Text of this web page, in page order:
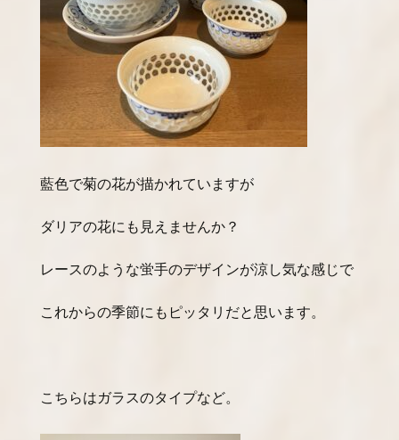
藍色で菊の花が描かれていますが
ダリアの花にも見えませんか？
レースのような蛍手のデザインが涼し気な感じで
これからの季節にもピッタリだと思います。
こちらはガラスのタイプなど。